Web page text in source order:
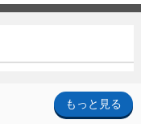
もっと見る